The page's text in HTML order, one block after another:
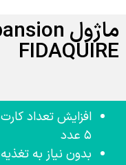
FIDAQUIRE
افزایش تعداد
۵ عدد
بدون نیاز به